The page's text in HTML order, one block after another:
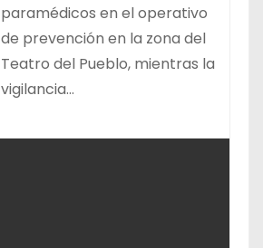
paramédicos en el operativo
de prevención en la zona del
Teatro del Pueblo, mientras la
vigilancia…